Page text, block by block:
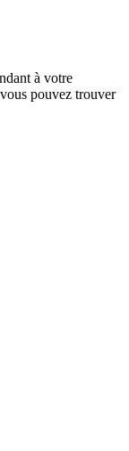
à votre
pouvez trouver